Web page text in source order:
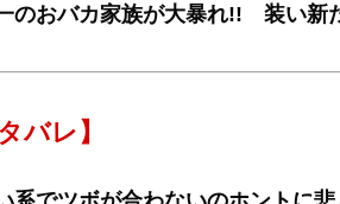
のおバカ家族が大暴れ!! 装い新
バレ】